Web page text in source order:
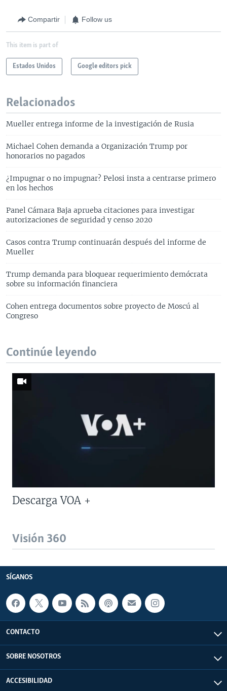
Compartir Follow us
This item is part of
Estados Unidos Google editors pick
Relacionados
Mueller entrega informe de la investigación de Rusia
Michael Cohen demanda a Organización Trump por
honorarios no pagados
¿Impugnar o no impugnar? Pelosi insta a centrarse primero
en los hechos
Panel Cámara Baja aprueba citaciones para investigar
autorizaciones de seguridad y censo 2020
Casos contra Trump continuarán después del informe de
Mueller
Trump demanda para bloquear requerimiento demócrata
sobre su información financiera
Cohen entrega documentos sobre proyecto de Moscú al
Congreso
Continúe leyendo
Descarga VOA +
Visión 360
SÍGANOS
CONTACTO
SOBRE NOSOTROS
ACCESIBILIDAD